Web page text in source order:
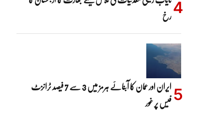
رخ
ایران اور عمان کا آبنائے ہرمز میں 3 سے 7 فیصد ٹرانزٹ
فیس پر غور